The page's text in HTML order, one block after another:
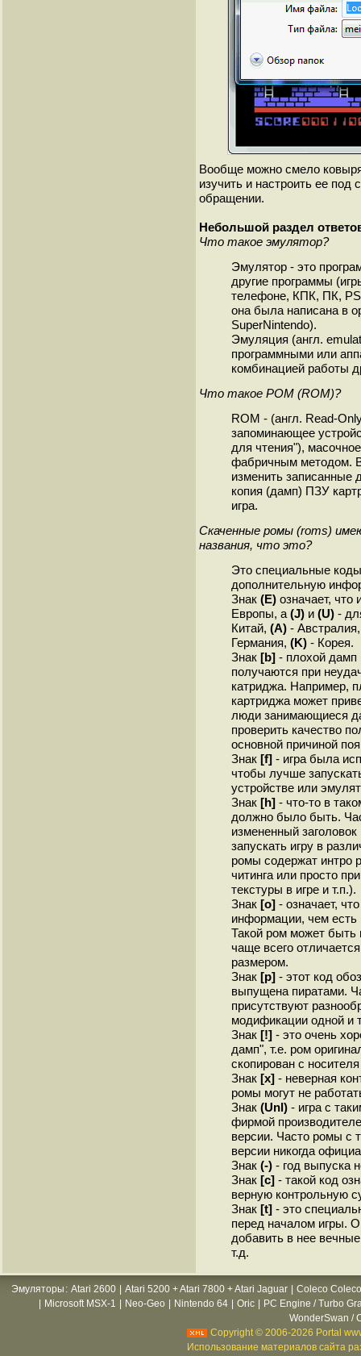
Вообще можно смело
изучить и настроить ее под
обращении.
Небольшой раздел
Что такое эмулятор?
Эмулятор - это
другие программы
телефоне, КПК, ПК,
она была написана в
SuperNintendo).
Эмуляция (англ.
программными или
комбинацией работы
Что такое РОМ (ROM)?
ROM - (англ. Read-
запоминающее
для чтения"),
фабричным методом.
изменить записанные
копия (дамп) ПЗУ
игра.
Скаченные ромы (roms)
названия, что это?
Это специальные
дополнительную
Знак (E) означает,
Европы, а (J) и (U) -
Китай, (A) -
Германия, (K) - Корея.
Знак [b] - плохой дамп
получаются при
катриджа. Например,
картриджа может
люди занимающиеся
проверить качество
основной причиной
Знак [f] - игра была
чтобы лучше
устройстве или
Знак [h] - что-то в
должно было быть.
измененный
запускать игру в
ромы содержат интро
читинга или просто
текстуры в игре и т.п.).
Знак [o] - означает,
информации, чем есть
Такой ром может быть
чаще всего
размером.
Знак [p] - этот код
выпущена пиратами.
присутствуют
модификации одной и
Знак [!] - это очень
дамп", т.е. ром
скопирован с
Знак [x] - неверная
ромы могут не
Знак (Unl) - игра с
фирмой
версии. Часто ромы с
версии никогда
Знак (-) - год выпуска
Знак [c] - такой код
верную контрольную
Знак [t] - это
перед началом игры.
добавить в нее
т.д.
Эмуляторы : Atari 2600 Atari 5200 + Atari 7800 + Atari Jaguar
Coleco
Microsoft MSX-1 Neo-Geo Nintendo 64 Oric
PC Engine / Turbo
WonderSwan /
Copyright © 2006-2026 Portal
Использование материалов сайта